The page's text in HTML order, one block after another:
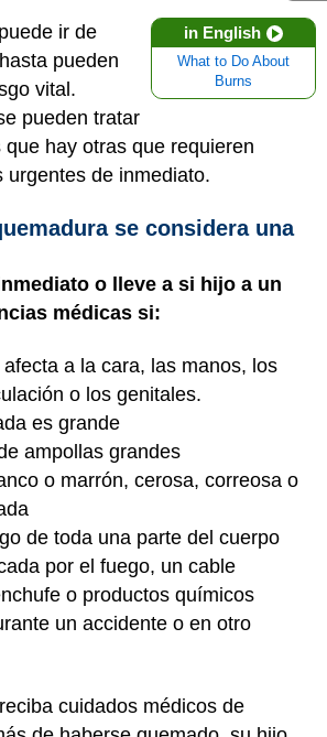
in English
What to Do About
Burns
puede ir de
pueden
vital.
pueden tratar
hay otras que requieren
urgentes de inmediato.
se considera una
o lleve a si hijo a un
médicas si:
afecta a la cara, las manos, los
o los genitales.
es grande
ampollas grandes
o marrón, cerosa, correosa o
de toda una parte del cuerpo
por el fuego, un cable
o productos químicos
un accidente o en otro
cuidados médicos de